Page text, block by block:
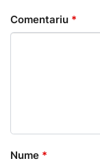
Comentariu *
Nume *